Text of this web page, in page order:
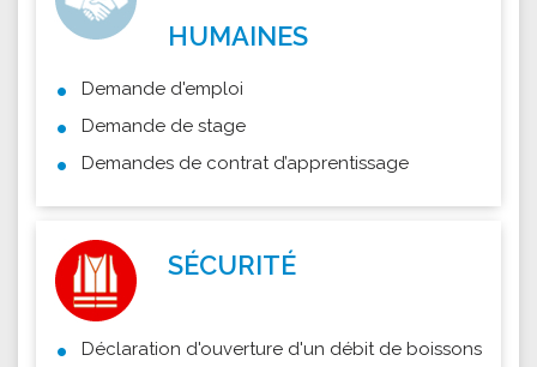
HUMAINES
Demande d'emploi
Demande de stage
Demandes de contrat d’apprentissage
SÉCURITÉ
Déclaration d'ouverture d'un débit de boissons